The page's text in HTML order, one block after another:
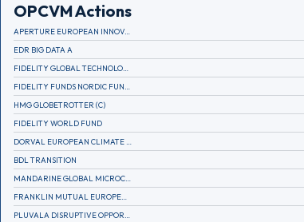
OPCVM Actions
APERTURE EUROPEAN INNOVATION
EDR BIG DATA A
HMG GLOBETROTTER (C)
FIDELITY WORLD FUND
BDL TRANSITION